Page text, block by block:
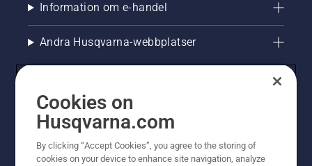
Information om e-handel
Andra Husqvarna-webbplatser
Cookies on
Husqvarna.com
By clicking “Accept Cookies”, you agree to the storing of
cookies on your device to enhance site navigation, analyze